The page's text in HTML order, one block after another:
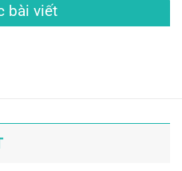
bài viết